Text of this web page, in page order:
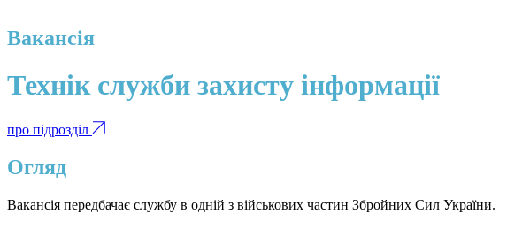
Вакансія
Технік служби захисту інформації
про підрозділ
Огляд
Вакансія передбачає службу в одній з військових частин Збройних Сил України.